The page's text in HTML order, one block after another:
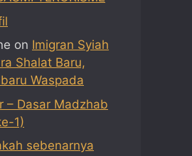
on Imigran Syiah
Shalat Baru,
Waspada
– Dasar Madzhab
1)
sebenarnya